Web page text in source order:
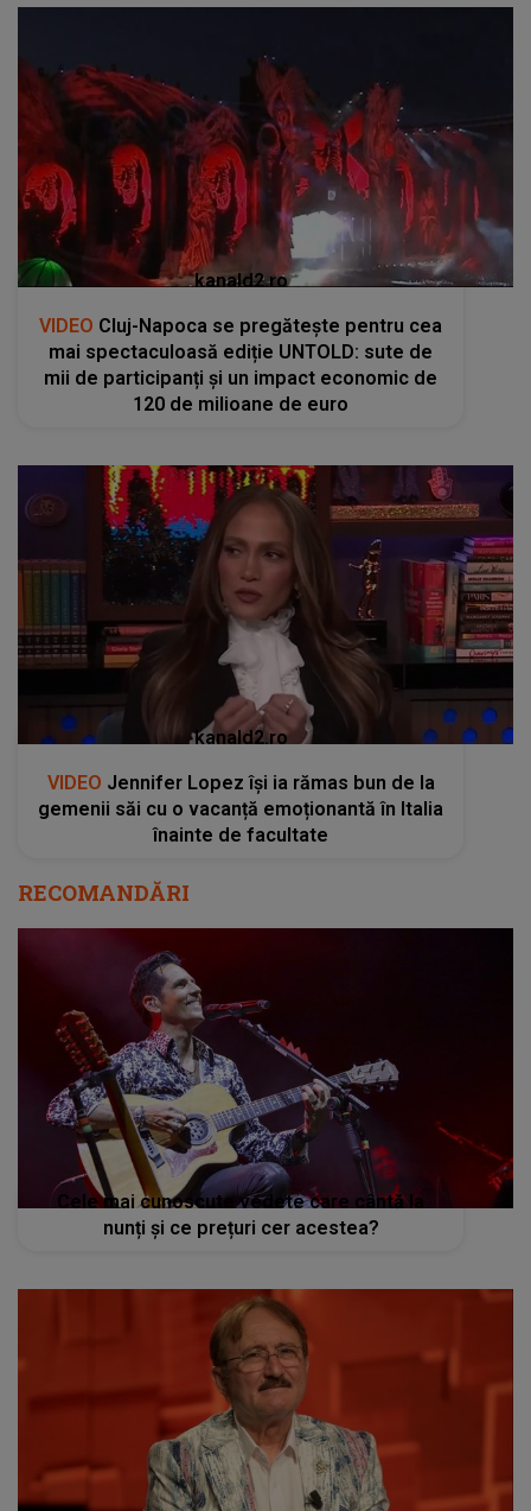
kanald2.ro
VIDEO Cluj-Napoca se pregătește pentru cea
mai spectaculoasă ediție UNTOLD: sute de
mii de participanți și un impact economic de
120 de milioane de euro
kanald2.ro
VIDEO Jennifer Lopez își ia rămas bun de la
gemenii săi cu o vacanță emoționantă în Italia
înainte de facultate
RECOMANDĂRI
Cele mai cunoscute vedete care cântă la
nunți și ce prețuri cer acestea?